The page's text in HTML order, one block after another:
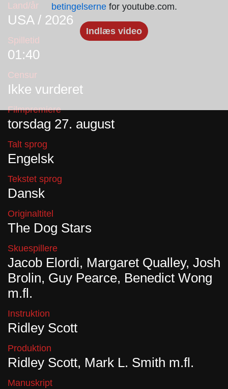
betingelsernefor youtube.com.
Indlæs video
Land/år
USA / 2026
Spilletid
01:40
Censur
Ikke vurderet
Filmpremiere
torsdag 27. august
Talt sprog
Engelsk
Tekstet sprog
Dansk
Originaltitel
The Dog Stars
Skuespillere
Jacob Elordi, Margaret Qualley, Josh
Brolin, Guy Pearce, Benedict Wong
m.fl.
Instruktion
Ridley Scott
Produktion
Ridley Scott, Mark L. Smith m.fl.
Manuskript